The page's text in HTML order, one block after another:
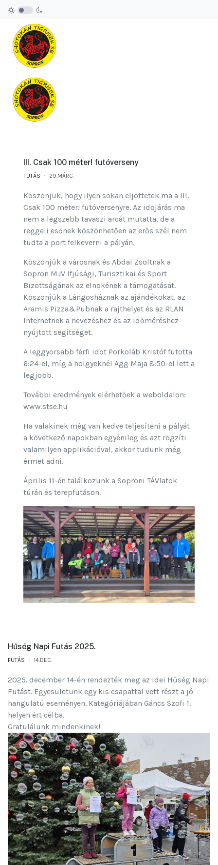
III. Csak 100 méter! futóverseny
FUTÁS 29.MÁRC.
Köszönjük, hogy ilyen sokan eljöttetek ma a III.
Csak 100 méter! futóversenyre. Az időjárás ma
nem a legszebb tavaszi arcát mutatta, de a
reggeli esőnek köszönhetően az erős szél nem
tudta a port felkeverni a pályán.
Köszönjük a városnak és Abdai Zsoltnak a
Sopron MJV Ifjúsági, Turisztikai és Sport
Bizottságának az elnökének a támogatását.
Köszönjük a Lángosháznak az ajándékokat, az
Aramis Pizza&Pubnak a rajthelyet és az RLAN
Internetnek a nevezéshez és az időméréshez
nyújtott segítséget.
A leggyorsabb férfi időt Porkoláb Kristóf futotta
6:24-el, míg a hölgyeknél Agg Maja 8:50-el lett a
legjobb.
További eredmények elérhetőek a weboldalon:
www.stse.hu
Ha valakinek még van kedve teljesíteni a pályát
a következő napokban egyénileg és azt rögzíti
valamilyen applikációval, akkor tudunk még
érmet adni.
Április 11-én találkozunk a Soproni TÁVlatok
túrán és terepfutáson.
Hűség Napi Futás 2025.
FUTÁS 14.DEC.
2025. december 14-én rendezték meg az idei Hűség Napi
Futást. Egyesületünk egy kis csapattal vett részt a jó
hangulatú eseményen. Kategóriájában Gáncs Szofi 1.
helyen ért célba.
Gratulálunk mindenkinek!